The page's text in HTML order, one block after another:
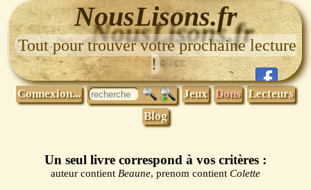
NousLisons.fr
Tout pour trouver votre prochaine lecture
!
Connexion... Jeux Dons Lecteurs
Blog
Un seul livre correspond à vos critères :
auteur contient Beaune, prenom contient Colette